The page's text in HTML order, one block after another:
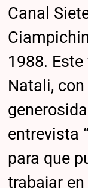
Canal
1988.
Natali,
entrevista
para que
trabajar